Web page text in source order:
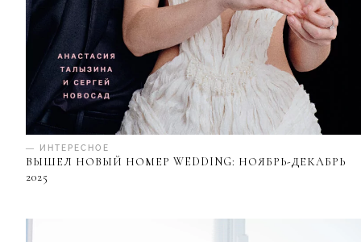
— ИНТЕРЕСНОЕ
ВЫШЕЛ НОВЫЙ НОМЕР WEDDING: НОЯБРЬ-ДЕКАБРЬ
2025